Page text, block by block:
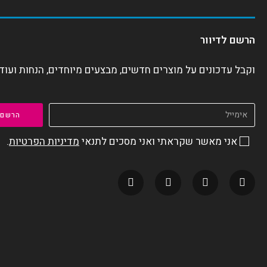
הרשם לדיוור
וקבל עדכונים על מוצרים חדשים, מבצעים מיוחדים, הנחות
אני מאשר שקראתי ואני מסכים לתנאי מדיניות הפרטיות.
הרשם